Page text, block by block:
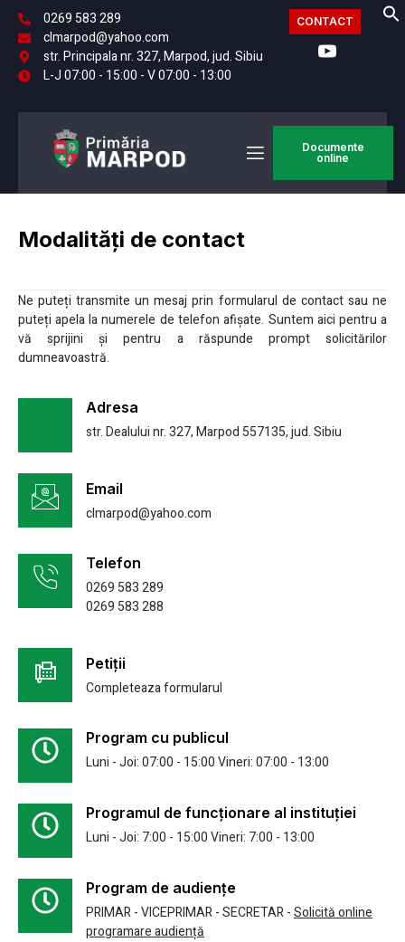
0269 583 289
clmarpod@yahoo.com
str. Principala nr. 327, Marpod, jud. Sibiu
L-J 07:00 - 15:00 - V 07:00 - 13:00
CONTACT
Documente
online
Modalități de contact
Ne puteți transmite un mesaj prin formularul de contact sau ne
puteți apela la numerele de telefon afișate. Suntem aici pentru a
vă sprijini și pentru a răspunde prompt solicitărilor
dumneavoastră.
Adresa
str. Dealului nr. 327, Marpod 557135, jud. Sibiu
Email
clmarpod@yahoo.com
Telefon
0269 583 289
0269 583 288
Petiții
Completeaza formularul
Program cu publicul
Luni - Joi: 07:00 - 15:00 Vineri: 07:00 - 13:00
Programul de funcționare al instituției
Luni - Joi: 7:00 - 15:00 Vineri: 7:00 - 13:00
Program de audiențe
PRIMAR - VICEPRIMAR - SECRETAR -Solicită online
programare audiență